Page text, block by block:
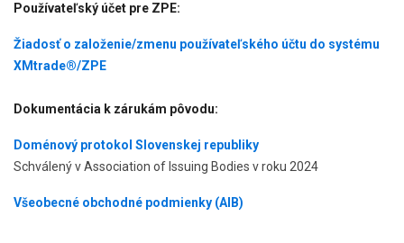
Používateľský účet pre ZPE:
Žiadosť o založenie/zmenu používateľského účtu do systému
XMtrade®/ZPE
Dokumentácia k zárukám pôvodu:
Doménový protokol Slovenskej republiky
Schválený v Association of Issuing Bodies v roku 2024
Všeobecné obchodné podmienky (AIB)